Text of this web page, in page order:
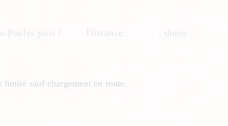
Poêles puis l' . Distance : , durée :
sauf chargement en route.